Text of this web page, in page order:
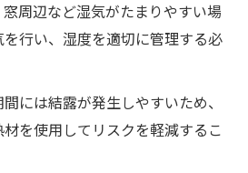
周辺など湿気がたまりやすい場
行い、湿度を適切に管理する必
には結露が発生しやすいため、
を使用してリスクを軽減するこ